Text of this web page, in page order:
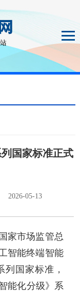
国家标准正式
2026-05-13
家市场监管总
智能终端智能
国家标准，
能化分级》系